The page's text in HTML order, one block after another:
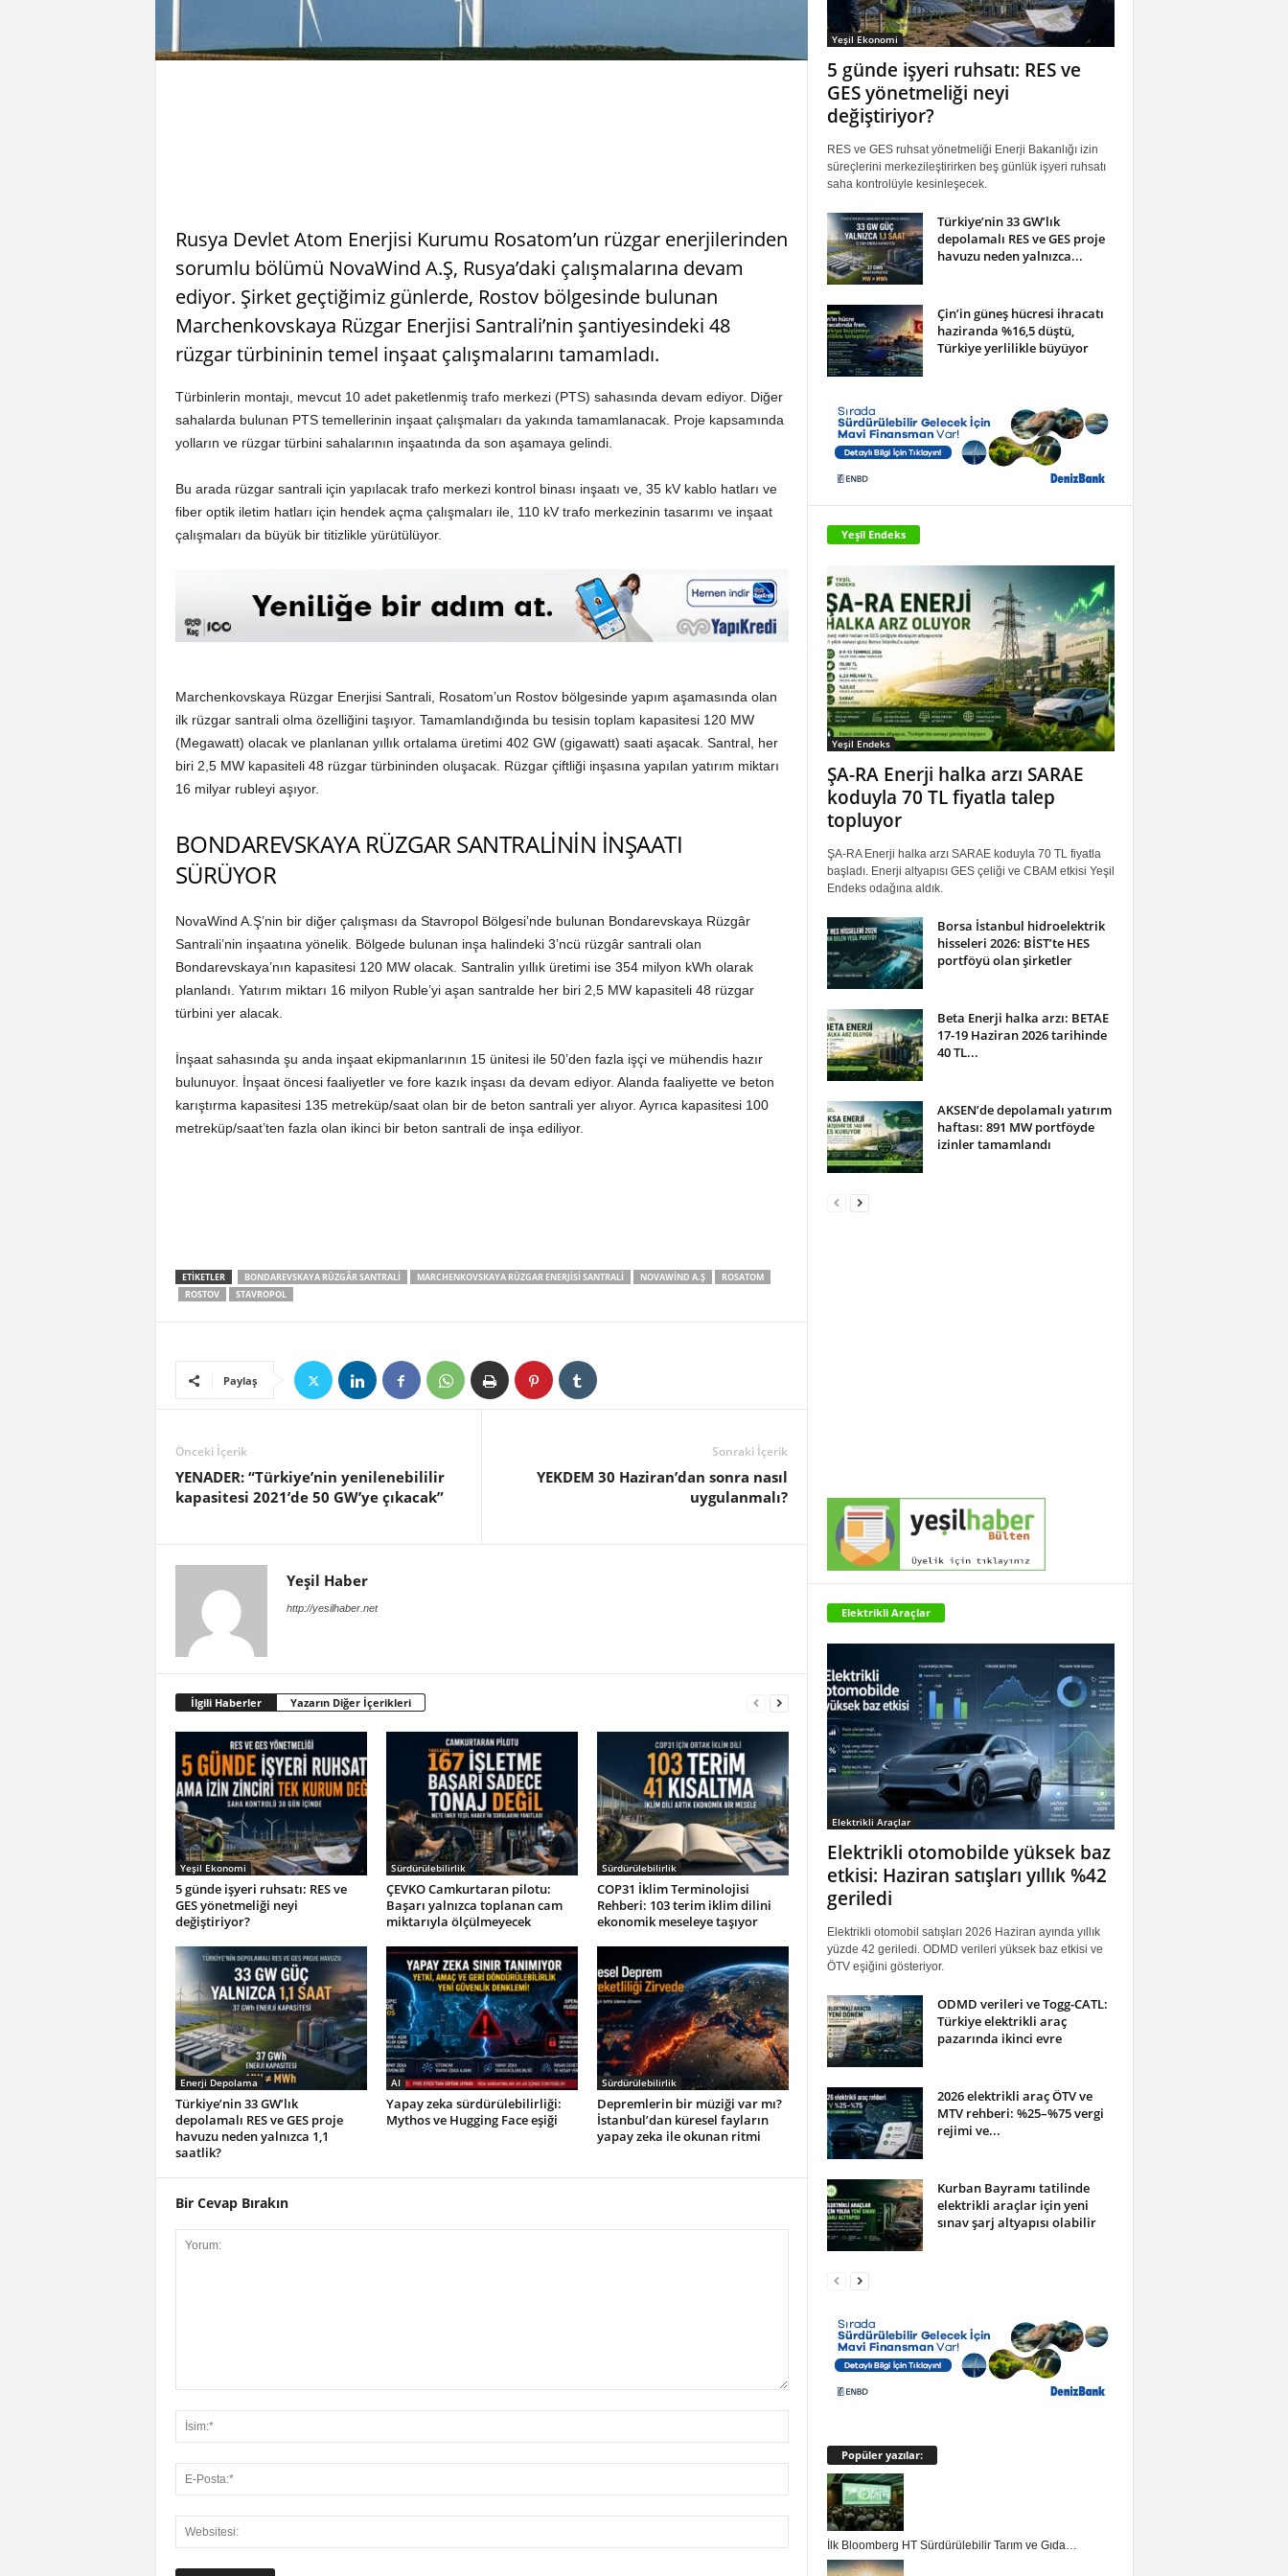
Rusya Devlet Atom Enerjisi Kurumu Rosatom’un rüzgar enerjilerinden
sorumlu bölümü NovaWind A.Ş, Rusya’daki çalışmalarına devam
ediyor. Şirket geçtiğimiz günlerde, Rostov bölgesinde bulunan
Marchenkovskaya Rüzgar Enerjisi Santrali’nin şantiyesindeki 48
rüzgar türbininin temel inşaat çalışmalarını tamamladı.
Türbinlerin montajı, mevcut 10 adet paketlenmiş trafo merkezi (PTS) sahasında devam ediyor. Diğer
sahalarda bulunan PTS temellerinin inşaat çalışmaları da yakında tamamlanacak. Proje kapsamında
yolların ve rüzgar türbini sahalarının inşaatında da son aşamaya gelindi.
Bu arada rüzgar santrali için yapılacak trafo merkezi kontrol binası inşaatı ve, 35 kV kablo hatları ve
fiber optik iletim hatları için hendek açma çalışmaları ile, 110 kV trafo merkezinin tasarımı ve inşaat
çalışmaları da büyük bir titizlikle yürütülüyor.
Marchenkovskaya Rüzgar Enerjisi Santrali, Rosatom’un Rostov bölgesinde yapım aşamasında olan
ilk rüzgar santrali olma özelliğini taşıyor. Tamamlandığında bu tesisin toplam kapasitesi 120 MW
(Megawatt) olacak ve planlanan yıllık ortalama üretimi 402 GW (gigawatt) saati aşacak. Santral, her
biri 2,5 MW kapasiteli 48 rüzgar türbininden oluşacak. Rüzgar çiftliği inşasına yapılan yatırım miktarı
16 milyar rubleyi aşıyor.
BONDAREVSKAYA RÜZGAR SANTRALİNİN İNŞAATI
SÜRÜYOR
NovaWind A.Ş’nin bir diğer çalışması da Stavropol Bölgesi’nde bulunan Bondarevskaya Rüzgâr
Santrali’nin inşaatına yönelik. Bölgede bulunan inşa halindeki 3’ncü rüzgâr santrali olan
Bondarevskaya’nın kapasitesi 120 MW olacak. Santralin yıllık üretimi ise 354 milyon kWh olarak
planlandı. Yatırım miktarı 16 milyon Ruble’yi aşan santralde her biri 2,5 MW kapasiteli 48 rüzgar
türbini yer alacak.
İnşaat sahasında şu anda inşaat ekipmanlarının 15 ünitesi ile 50’den fazla işçi ve mühendis hazır
bulunuyor. İnşaat öncesi faaliyetler ve fore kazık inşası da devam ediyor. Alanda faaliyette ve beton
karıştırma kapasitesi 135 metreküp/saat olan bir de beton santrali yer alıyor. Ayrıca kapasitesi 100
metreküp/saat’ten fazla olan ikinci bir beton santrali de inşa ediliyor.
ETIKETLER BONDAREVSKAYA RÜZGÂR SANTRALI MARCHENKOVSKAYA RÜZGAR ENERJISI SANTRALI NOVAWIND A.Ş
ROSATOM
ROSTOV
STAVROPOL
Paylaş
Önceki İçerik
YENADER: “Türkiye’nin yenilenebililir
kapasitesi 2021’de 50 GW’ye çıkacak”
Sonraki İçerik
YEKDEM 30 Haziran’dan sonra nasıl
uygulanmalı?
Yeşil Haber
http://yesilhaber.net
İlgili Haberler Yazarın Diğer İçerikleri
Yeşil Ekonomi
5 günde işyeri ruhsatı: RES ve
GES yönetmeliği neyi
değiştiriyor?
Sürdürülebilirlik
ÇEVKO Camkurtaran pilotu:
Başarı yalnızca toplanan cam
miktarıyla ölçülmeyecek
Sürdürülebilirlik
COP31 İklim Terminolojisi
Rehberi: 103 terim iklim dilini
ekonomik meseleye taşıyor
Enerji Depolama
Türkiye’nin 33 GW’lık
depolamalı RES ve GES proje
havuzu neden yalnızca 1,1
saatlik?
AI
Yapay zeka sürdürülebilirliği:
Mythos ve Hugging Face eşiği
Sürdürülebilirlik
Depremlerin bir müziği var mı?
İstanbul’dan küresel fayların
yapay zeka ile okunan ritmi
Bir Cevap Bırakın
Yeşil Ekonomi
5 günde işyeri ruhsatı: RES ve
GES yönetmeliği neyi
değiştiriyor?
RES ve GES ruhsat yönetmeliği Enerji Bakanlığı izin
süreçlerini merkezileştirirken beş günlük işyeri ruhsatı
saha kontrolüyle kesinleşecek.
Türkiye’nin 33 GW’lık
depolamalı RES ve GES proje
havuzu neden yalnızca...
Çin’in güneş hücresi ihracatı
haziranda %16,5 düştü,
Türkiye yerlilikle büyüyor
Yeşil Endeks
Yeşil Endeks
ŞA-RA Enerji halka arzı SARAE
koduyla 70 TL fiyatla talep
topluyor
ŞA-RA Enerji halka arzı SARAE koduyla 70 TL fiyatla
başladı. Enerji altyapısı GES çeliği ve CBAM etkisi Yeşil
Endeks odağına aldık.
Borsa İstanbul hidroelektrik
hisseleri 2026: BİST’te HES
portföyü olan şirketler
Beta Enerji halka arzı: BETAE
17-19 Haziran 2026 tarihinde
40 TL...
AKSEN’de depolamalı yatırım
haftası: 891 MW portföyde
izinler tamamlandı
Elektrikli Araçlar
Elektrikli Araçlar
Elektrikli otomobilde yüksek baz
etkisi: Haziran satışları yıllık %42
geriledi
Elektrikli otomobil satışları 2026 Haziran ayında yıllık
yüzde 42 geriledi. ODMD verileri yüksek baz etkisi ve
ÖTV eşiğini gösteriyor.
ODMD verileri ve Togg-CATL:
Türkiye elektrikli araç
pazarında ikinci evre
2026 elektrikli araç ÖTV ve
MTV rehberi: %25–%75 vergi
rejimi ve...
Kurban Bayramı tatilinde
elektrikli araçlar için yeni
sınav şarj altyapısı olabilir
Popüler yazılar:
İlk Bloomberg HT Sürdürülebilir Tarım ve Gıda…